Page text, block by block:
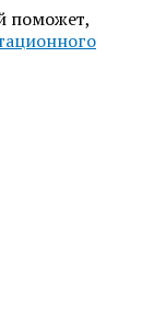
поможет,